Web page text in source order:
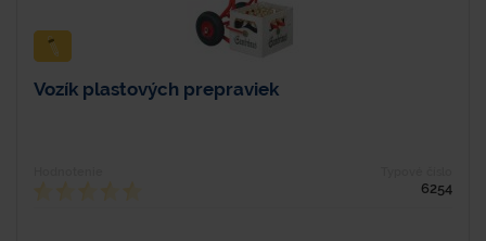
Vozík plastových prepraviek
6254